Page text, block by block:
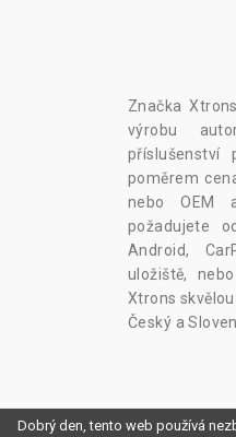
Značka
výrobu
příslušenství
poměrem
nebo OEM
požadujete
Android,
uložiště,
Xtrons
Český a
Dobrý den, tento web používá